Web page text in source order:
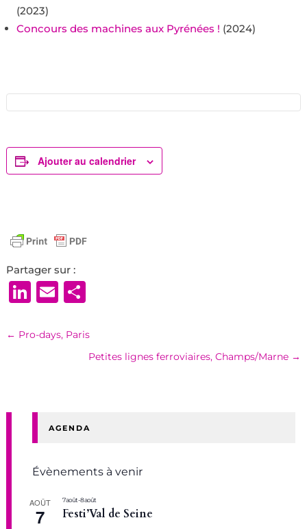
(2023)
Concours des machines aux Pyrénées ! (2024)
Ajouter au calendrier
Partager sur :
LinkedIn
EmailPartager
← Pro-days, Paris
Petites lignes ferroviaires, Champs/Marne →
AGENDA
Évènements à venir
AOÛT
7
7 août-8 août
Festi’Val de Seine